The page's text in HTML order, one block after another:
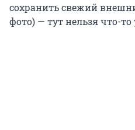
сохранить свежий
фото) — тут нельзя что-